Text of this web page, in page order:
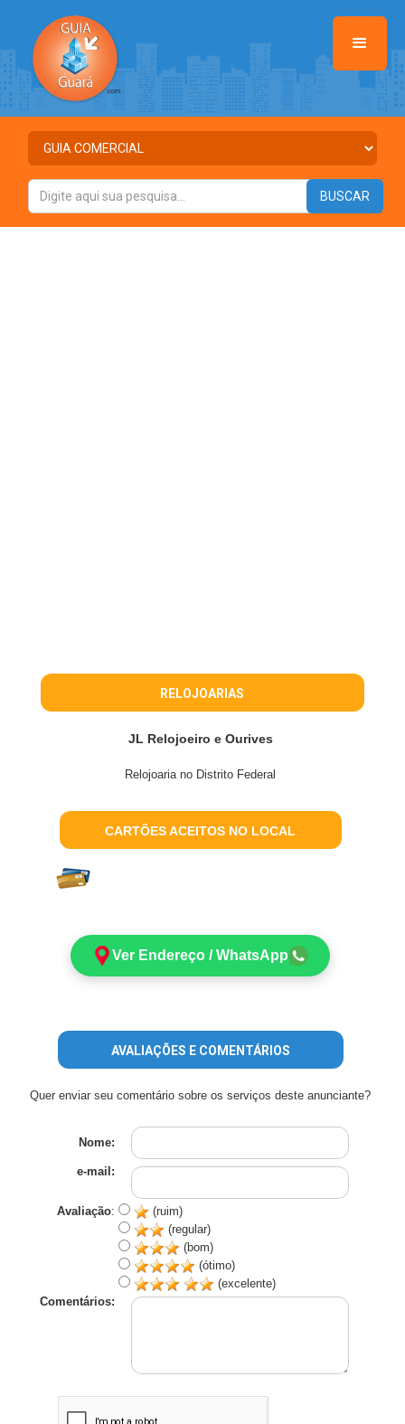
RELOJOARIAS
JL Relojoeiro e Ourives
Relojoaria no Distrito Federal
CARTÕES ACEITOS NO LOCAL
Ver Endereço / WhatsApp
AVALIAÇÕES E COMENTÁRIOS
Quer enviar seu comentário sobre os serviços deste anunciante?
Nome:
e-mail:
Avaliação:
(ruim)
(regular)
(bom)
(ótimo)
(excelente)
Comentários: